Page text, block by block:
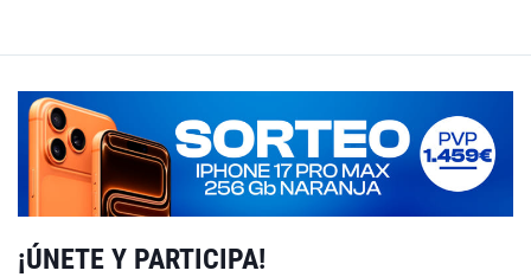
¡ÚNETE Y PARTICIPA!